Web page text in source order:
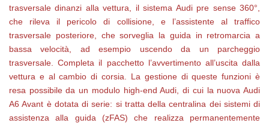
trasversale dinanzi alla vettura, il sistema Audi pre sense 360°,
che rileva il pericolo di collisione, e l’assistente al traffico
trasversale posteriore, che sorveglia la guida in retromarcia a
bassa velocità, ad esempio uscendo da un parcheggio
trasversale. Completa il pacchetto l’avvertimento all’uscita dalla
vettura e al cambio di corsia. La gestione di queste funzioni è
resa possibile da un modulo high-end Audi, di cui la nuova Audi
A6 Avant è dotata di serie: si tratta della centralina dei sistemi di
assistenza alla guida (zFAS) che realizza permanentemente